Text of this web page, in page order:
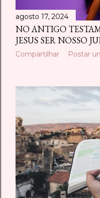
agosto 17, 2024
NO ANTIGO
JESUS SER NOSSO
Compartilhar Postar